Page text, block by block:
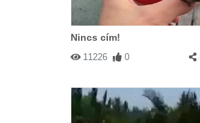
Nincs cím!
11226 0